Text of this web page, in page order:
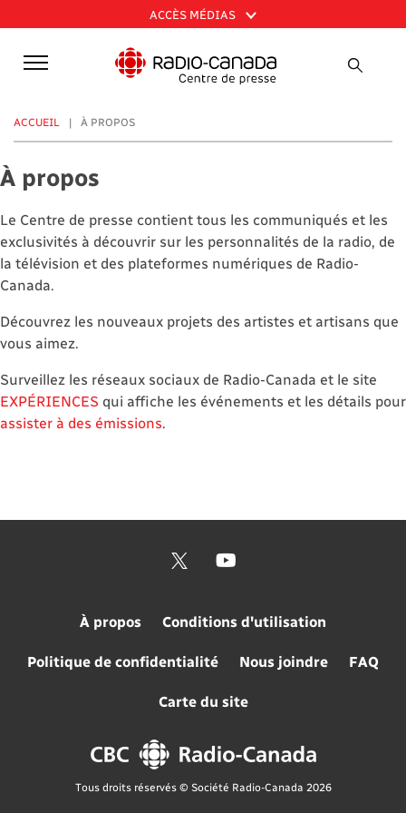
au
contenu
principal
ACCÈS MÉDIAS
ACCUEIL À PROPOS
À propos
Le Centre de presse contient tous les communiqués et les
exclusivités à découvrir sur les personnalités de la radio, de
la télévision et des plateformes numériques de Radio-
Canada.
Découvrez les nouveaux projets des artistes et artisans que
vous aimez.
Surveillez les réseaux sociaux de Radio-Canada et le site
EXPÉRIENCES qui affiche les événements et les détails pour
assister à des émissions.
À propos Conditions d'utilisation
Politique de confidentialité Nous joindre FAQ
Carte du site
Tous droits réservés © Société Radio-Canada 2026